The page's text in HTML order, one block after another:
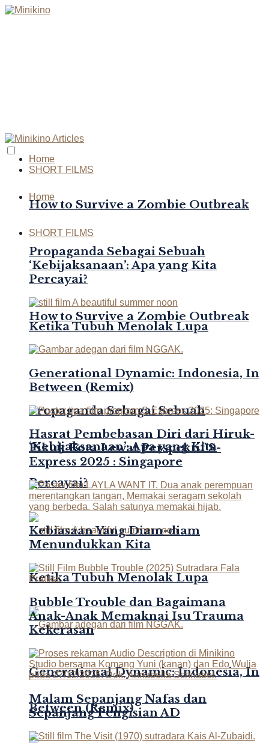
Home
SHORT FILMS
How to Survive a Zombie Outbreak
Propaganda Sebagai Sebuah
‘Kebijaksanaan’: Apa yang Kita
Percayai?
Ketika Tubuh Menolak Lupa
Generational Dynamic: Indonesia, In
Between (Remix)
Home
SHORT FILMS
How to Survive a Zombie Outbreak
Propaganda Sebagai Sebuah
‘Kebijaksanaan’: Apa yang Kita
Percayai?
Ketika Tubuh Menolak Lupa
Generational Dynamic: Indonesia, In
Between (Remix)
Hasrat Pembebasan Diri dari Hiruk-
Pikuk Kota Lewat Perspektif S-
Express 2025 : Singapore
Kebiasaan Yang Diam-diam
Menundukkan Kita
Bubble Trouble dan Bagaimana
Anak-Anak Memaknai Isu Trauma
Kekerasan
Malam Sepanjang Nafas dan
Sepanjang Pengisian AD